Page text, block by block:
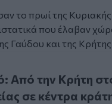
το πρωί της
που έλαβαν
Γαύδου και της
Κρήτη στο Λαύριο
Από την Κρήτη
σε κέντρα